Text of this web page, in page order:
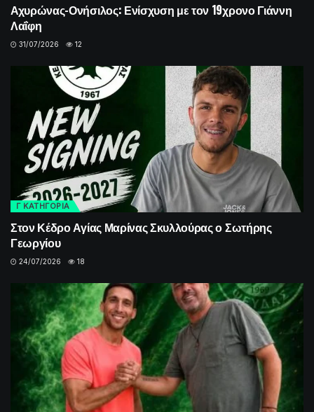
Αχυρώνας-Ονήσιλος: Ενίσχυση με τον 19χρονο Γιάννη
Λαΐφη
31/07/2026 12
Γ ΚΑΤΗΓΟΡΙΑ
Στον Κέδρο Αγίας Μαρίνας Σκυλλούρας ο Σωτήρης
Γεωργίου
24/07/2026 18